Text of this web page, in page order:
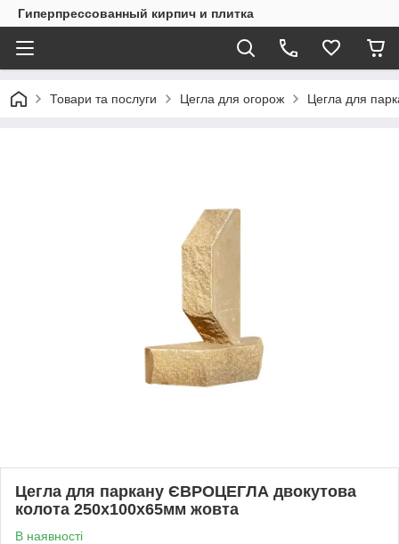
Гиперпрессованный кирпич и плитка
Товари та послуги Цегла для огорож Цегла для
Цегла для паркану ЄВРОЦЕГЛА двокутова
колота 250х100х65мм жовта
В наявності